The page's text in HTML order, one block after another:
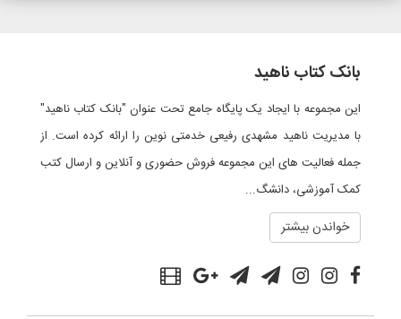
بانک کتاب ناهید
این مجموعه با ایجاد یک پایگاه جامع تحت عنوان "بانک کتاب ناهید"
با مدیریت ناهید مشهدی رفیعی خدمتی نوین را ارائه کرده است. از
جمله فعالیت های این مجموعه فروش حضوری و آنلاین و ارسال کتب
کمک آموزشی، دانشگ...
خواندن بیشتر